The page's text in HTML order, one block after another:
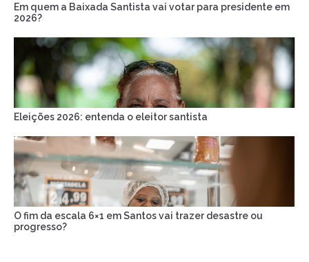
Em quem a Baixada Santista vai votar para presidente em
2026?
Eleições 2026: entenda o eleitor santista
O fim da escala 6×1 em Santos vai trazer desastre ou
progresso?